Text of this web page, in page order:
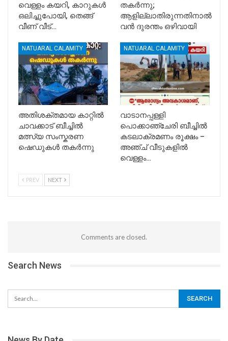
വെള്ളം കയറി, കാറുകൾ
ഒലിച്ചുപോയി, തെങ്ങ്
വീണ് വീട്…
തകർന്നു;
ആളില്ലാതിരുന്നതിനാൽ
വൻ ദുരന്തം ഒഴിവായി
NATUARAL CALAMITY
അതിശക്തമായ കാറ്റിൽ
ചാവക്കാട് ബീച്ചിൽ
മത്സ്യ സംസ്കരണ
ഷെഡുകൾ തകർന്നു
NATUARAL CALAMITY
വാടാനപ്പള്ളി
പൊക്കാഞ്ചേരി ബീച്ചിൽ
കടലാക്രമണം രൂക്ഷം –
അഞ്ച് വീടുകളിൽ
വെള്ളം…
PREV NEXT
Comments are closed.
Search News